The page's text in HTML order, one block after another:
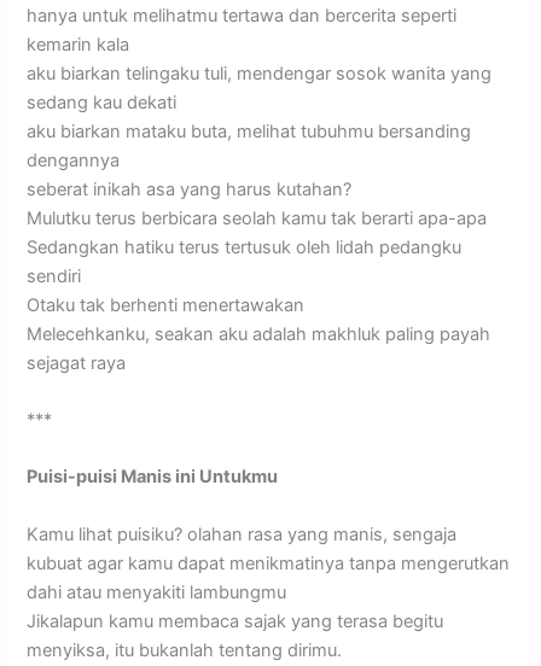
hanya untuk melihatmu tertawa dan bercerita seperti
kemarin kala
aku biarkan telingaku tuli, mendengar sosok wanita yang
sedang kau dekati
aku biarkan mataku buta, melihat tubuhmu bersanding
dengannya
seberat inikah asa yang harus kutahan?
Mulutku terus berbicara seolah kamu tak berarti apa-apa
Sedangkan hatiku terus tertusuk oleh lidah pedangku
sendiri
Otaku tak berhenti menertawakan
Melecehkanku, seakan aku adalah makhluk paling payah
sejagat raya
***
Puisi-puisi Manis ini Untukmu
Kamu lihat puisiku? olahan rasa yang manis, sengaja
kubuat agar kamu dapat menikmatinya tanpa mengerutkan
dahi atau menyakiti lambungmu
Jikalapun kamu membaca sajak yang terasa begitu
menyiksa, itu bukanlah tentang dirimu.